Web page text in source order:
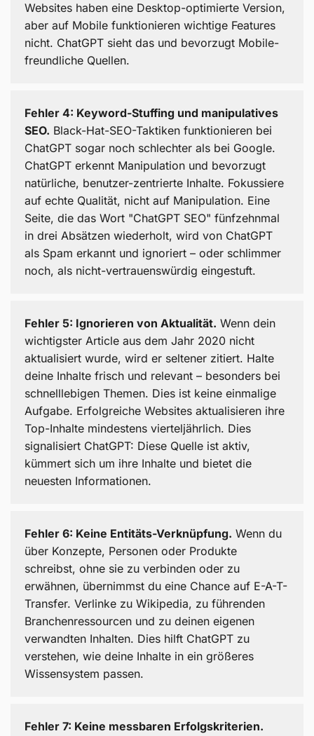
Websites haben eine Desktop-optimierte Version,
aber auf Mobile funktionieren wichtige Features
nicht. ChatGPT sieht das und bevorzugt Mobile-
freundliche Quellen.
Fehler 4: Keyword-Stuffing und manipulatives
SEO. Black-Hat-SEO-Taktiken funktionieren bei
ChatGPT sogar noch schlechter als bei Google.
ChatGPT erkennt Manipulation und bevorzugt
natürliche, benutzer-zentrierte Inhalte. Fokussiere
auf echte Qualität, nicht auf Manipulation. Eine
Seite, die das Wort "ChatGPT SEO" fünfzehnmal
in drei Absätzen wiederholt, wird von ChatGPT
als Spam erkannt und ignoriert – oder schlimmer
noch, als nicht-vertrauenswürdig eingestuft.
Fehler 5: Ignorieren von Aktualität. Wenn dein
wichtigster Article aus dem Jahr 2020 nicht
aktualisiert wurde, wird er seltener zitiert. Halte
deine Inhalte frisch und relevant – besonders bei
schnelllebigen Themen. Dies ist keine einmalige
Aufgabe. Erfolgreiche Websites aktualisieren ihre
Top-Inhalte mindestens vierteljährlich. Dies
signalisiert ChatGPT: Diese Quelle ist aktiv,
kümmert sich um ihre Inhalte und bietet die
neuesten Informationen.
Fehler 6: Keine Entitäts-Verknüpfung. Wenn du
über Konzepte, Personen oder Produkte
schreibst, ohne sie zu verbinden oder zu
erwähnen, übernimmst du eine Chance auf E-A-T-
Transfer. Verlinke zu Wikipedia, zu führenden
Branchenressourcen und zu deinen eigenen
verwandten Inhalten. Dies hilft ChatGPT zu
verstehen, wie deine Inhalte in ein größeres
Wissensystem passen.
Fehler 7: Keine messbaren Erfolgskriterien.